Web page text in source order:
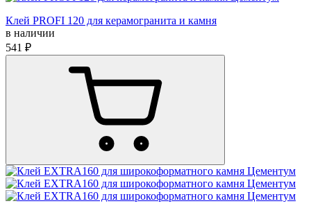
Клей PROFI 120 для керамогранита и камня
в наличии
541 ₽